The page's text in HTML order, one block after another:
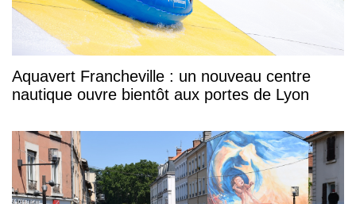
Aquavert Francheville : un nouveau centre
nautique ouvre bientôt aux portes de Lyon